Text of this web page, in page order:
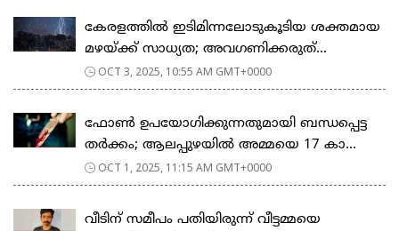
കേരളത്തില്‍ ഇടിമിന്നലോടുകൂടിയ ശക്തമായ
മഴയ്ക്ക് സാധ്യത; അവഗണിക്കരുത്...
OCT 3, 2025, 10:55 AM GMT+0000
ഫോൺ ഉപയോഗിക്കുന്നതുമായി ബന്ധപ്പെട്ട
തർക്കം; ആലപ്പുഴയിൽ അമ്മയെ 17 കാ...
OCT 1, 2025, 11:15 AM GMT+0000
വീടിന് സമീപം പതിയിരുന്ന് വീട്ടമ്മയെ